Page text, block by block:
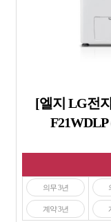
[엘지 LG전
F21WDLP
의무 3년
계약 3년